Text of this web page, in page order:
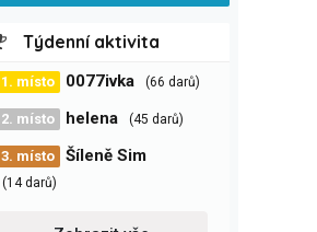
Týdenní aktivita
1. místo 0077ivka (66 darů)
2. místo helena (45 darů)
3. místo Šíleně Sim
(14 darů)